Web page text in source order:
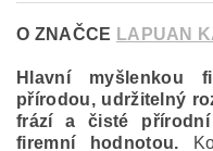
O ZNAČCE LAPUAN
Hlavní
přírodou, udržitelný
frází a čisté
firemní hodnotou.